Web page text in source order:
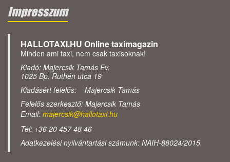
Impresszum
HALLOTAXI.HU Online taximagazin
Minden ami taxi, nem csak taxisoknak!
Kiadó: Majercsik Tamás Ev.
1025 Bp. Ruthén utca 19
Kiadásért felelős: Majercsik Tamás
Felelős szerkesztő: Majercsik Tamás
Email: majercsik@hallotaxi.hu
Tel: +36 20 457 48 46
Adatkezelési nyilvántartási számunk: NAIH-88024/2015.